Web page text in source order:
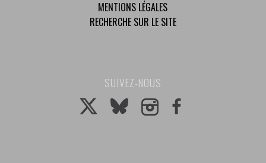
MENTIONS LÉGALES
RECHERCHE SUR LE SITE
SUIVEZ-NOUS